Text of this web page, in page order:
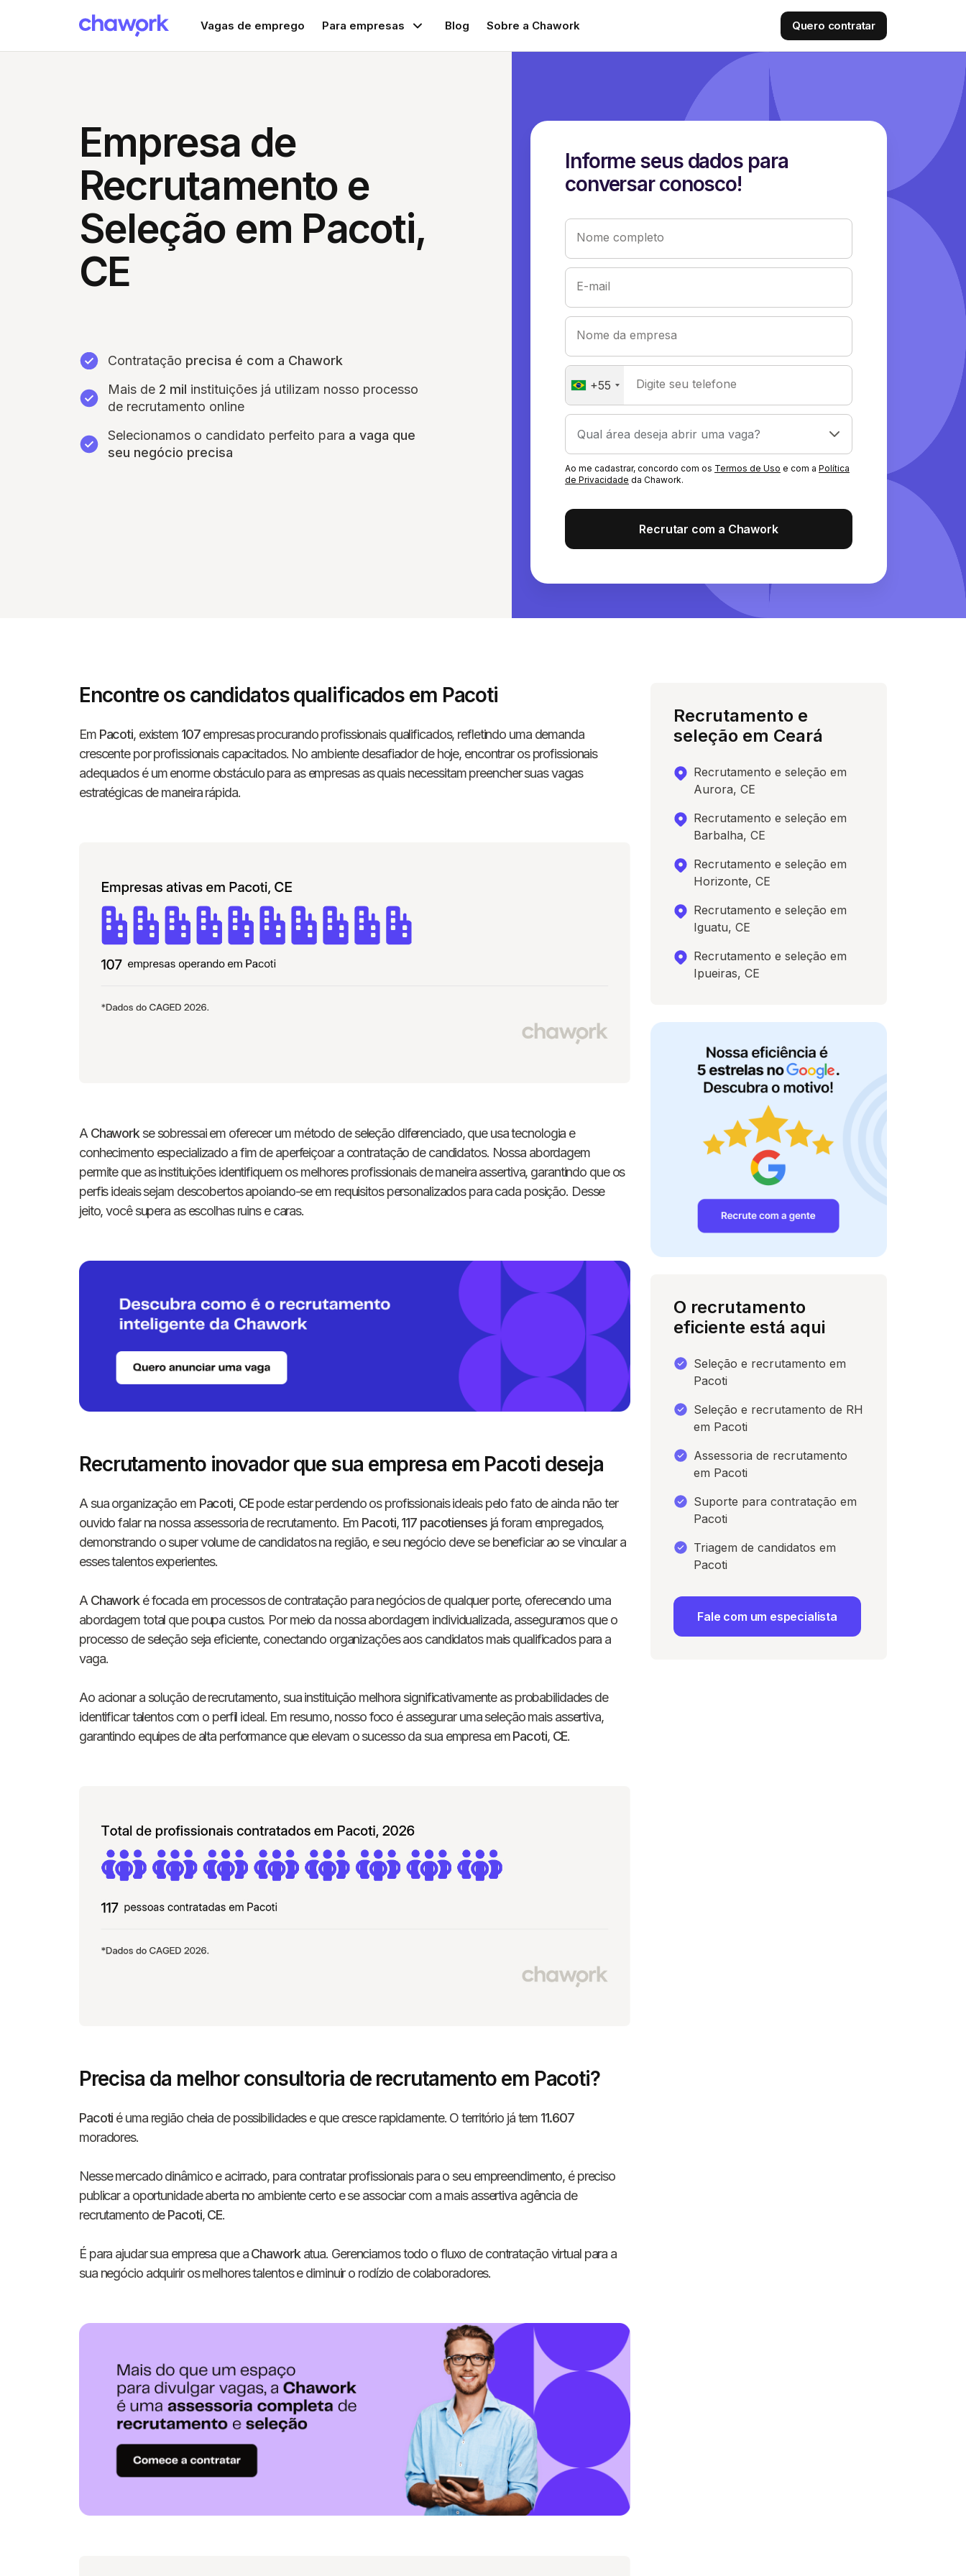
Vagas de emprego Para empresas Blog Sobre a Chawork Quero contratar
Empresa de
Recrutamento e
Seleção em Pacoti,
CE
Contratação precisa é com a Chawork
Mais de 2 mil instituições já utilizam nosso processo
de recrutamento online
Selecionamos o candidato perfeito para a vaga que
seu negócio precisa
Informe seus dados para
conversar conosco!
Nome completo
E-mail
Nome da empresa
+55 Digite seu telefone
Ao me cadastrar, concordo com os Termos de Uso e com a Política
de Privacidade da Chawork.
Recrutar com a Chawork
Encontre os candidatos qualificados em Pacoti
Em Pacoti, existem 107empresas procurando profissionais qualificados, refletindo uma demanda
crescente por profissionais capacitados. No ambiente desafiador de hoje, encontrar os profissionais
adequados é um enorme obstáculo para as empresas as quais necessitam preencher suas vagas
estratégicas de maneira rápida.
A Chaworkse sobressai em oferecer um método de seleção diferenciado, que usa tecnologia e
conhecimento especializado a fim de aperfeiçoar a contratação de candidatos. Nossa abordagem
permite que as instituições identifiquem os melhores profissionais de maneira assertiva, garantindo que os
perfis ideais sejam descobertos apoiando-se em requisitos personalizados para cada posição. Desse
jeito, você supera as escolhas ruins e caras.
Recrutamento inovador que sua empresa em Pacoti deseja
A sua organização em Pacoti, CEpode estar perdendo os profissionais ideais pelo fato de ainda não ter
ouvido falar na nossa assessoria de recrutamento. Em Pacoti,117 pacotiensesjá foram empregados,
demonstrando o super volume de candidatos na região, e seu negócio deve se beneficiar ao se vincular a
esses talentos experientes.
A Chawork é focada em processos de contratação para negócios de qualquer porte, oferecendo uma
abordagem total que poupa custos. Por meio da nossa abordagem individualizada, asseguramos que o
processo de seleção seja eficiente, conectando organizações aos candidatos mais qualificados para a
vaga.
Ao acionar a solução de recrutamento, sua instituição melhora significativamente as probabilidades de
identificar talentos com o perfil ideal. Em resumo, nosso foco é assegurar uma seleção mais assertiva,
garantindo equipes de alta performance que elevam o sucesso da sua empresa emPacoti, CE.
Precisa da melhor consultoria de recrutamento em Pacoti?
Pacoti é uma região cheia de possibilidades e que cresce rapidamente. O território já tem 11.607
moradores.
Nesse mercado dinâmico e acirrado, para contratar profissionais para o seu empreendimento, é preciso
publicar a oportunidade aberta no ambiente certo e se associar com a mais assertiva agência de
recrutamento dePacoti,CE.
É para ajudar sua empresa que aChaworkatua. Gerenciamos todo o fluxo de contratação virtual para a
sua negócio adquirir os melhores talentos e diminuir o rodízio de colaboradores.
Recrutamento e
seleção em Ceará
Recrutamento e seleção em
Aurora, CE
Recrutamento e seleção em
Barbalha, CE
Recrutamento e seleção em
Horizonte, CE
Recrutamento e seleção em
Iguatu, CE
Recrutamento e seleção em
Ipueiras, CE
O recrutamento
eficiente está aqui
Seleção e recrutamento em
Pacoti
Seleção e recrutamento de RH
em Pacoti
Assessoria de recrutamento
em Pacoti
Suporte para contratação em
Pacoti
Triagem de candidatos em
Pacoti
Fale com um especialista
Informe seus dados para conversar
conosco!
E-mail
+55 Digite seu telefone